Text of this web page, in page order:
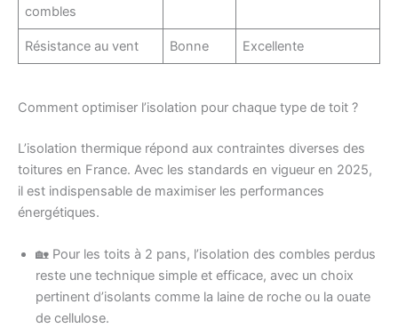
combles
Résistance au vent Bonne Excellente
Comment optimiser l’isolation pour chaque type de toit ?
L’isolation thermique répond aux contraintes diverses des
toitures en France. Avec les standards en vigueur en 2025,
il est indispensable de maximiser les performances
énergétiques.
🏡 Pour les toits à 2 pans, l’isolation des combles perdus
reste une technique simple et efficace, avec un choix
pertinent d’isolants comme la laine de roche ou la ouate
de cellulose.